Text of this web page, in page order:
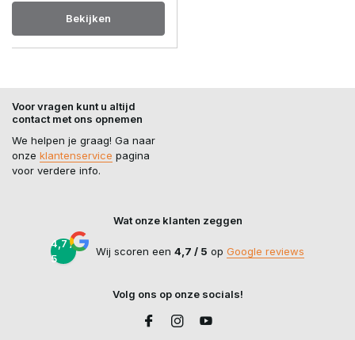
Bekijken
Voor vragen kunt u altijd
contact met ons opnemen
We helpen je graag! Ga naar
onze klantenservice pagina
voor verdere info.
Wat onze klanten zeggen
4,7 /
5
Wij scoren een 4,7 / 5 op Google reviews
Volg ons op onze socials!